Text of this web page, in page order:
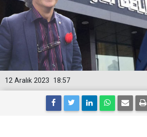
18:57
12 Aralık 2023